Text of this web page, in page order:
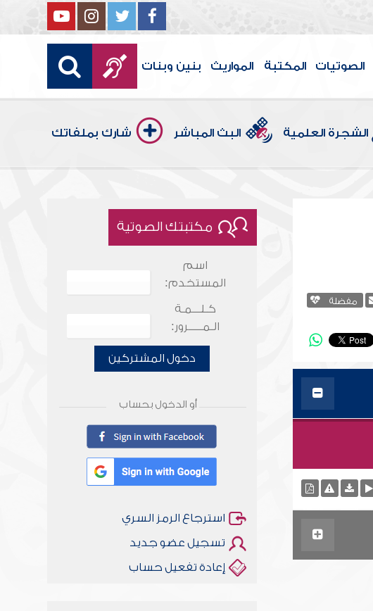
الصوتيات المكتبة المواريث بنين وبنات
الشجرة العلمية البث المباشر شارك بملفاتك
مفضلة
مكتبتك الصوتية
اسم
المستخدم:
كـلـــمـة
الـمـــــرور:
دخول المشتركين
أو الدخول بحساب
استرجاع الرمز السري
تسجيل عضو جديد
إعادة تفعيل حساب